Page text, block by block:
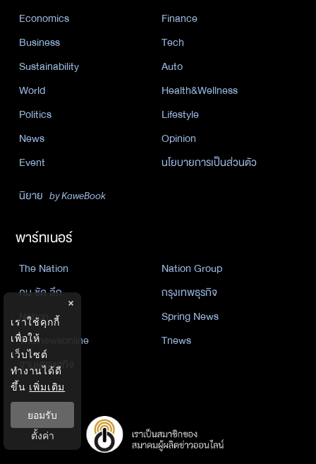
Economics
Finance
Business
Tech
Sustainability
Auto
World
Health&Wellness
Politics
Lifestyle
News
Opinion
Event
นโยบายการเป็นส่วนตัว
นิยาย by KaweBook
พาร์ทเนอร์
The Nation
Nation Group
คม ชัด ลึก
กรุงเทพธุรกิจ
Nation
Spring News
Thainewsonline
Tnews
ฐานเศรษฐกิจ
×
เราใช้คุกกี้
เพื่อให้
เว็บไซต์
ทำงานได้ดี
ขึ้น เพิ่มเติม
ยอมรับ
ตั้งค่า